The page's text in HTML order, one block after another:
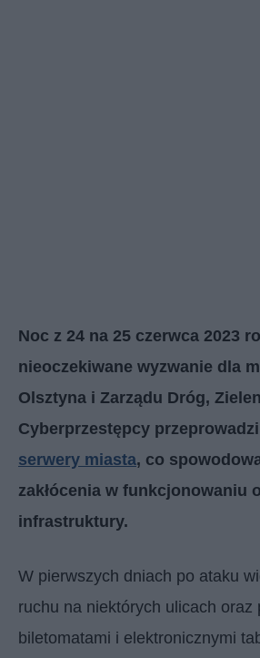
Noc z 24 na 25 czerwca 2023
nieoczekiwane wyzwanie dla
Olsztyna i Zarządu Dróg,
Cyberprzestępcy
serwery miasta, co
zakłócenia w funkcjonowaniu
infrastruktury.
W pierwszych dniach po ataku
ruchu na niektórych ulicach oraz
biletomatami i elektronicznymi